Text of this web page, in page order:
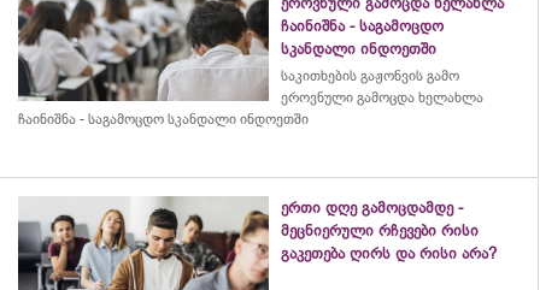
ჩაინიშნა - საგამოცდო
სკანდალი ინდოეთში
საკითხების გაჟონვის გამო
ეროვნული გამოცდა ხელახლა
ჩაინიშნა - საგამოცდო სკანდალი ინდოეთში
ერთი დღე გამოცდამდე -
მეცნიერული რჩევები რისი
გაკეთება ღირს და რისი არა?